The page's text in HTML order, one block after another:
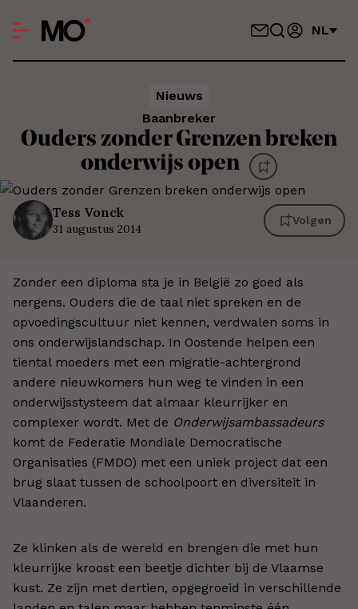
NL
Nieuws
Baanbreker
Ouders zonder Grenzen breken
onderwijs open
Tess Vonck
31 augustus 2014
Volgen
Zonder een diploma sta je in België zo goed als
nergens. Ouders die de taal niet spreken en de
opvoedingscultuur niet kennen, verdwalen soms in
ons onderwijslandschap. In Oostende helpen een
tiental moeders met een migratie-achtergrond
andere nieuwkomers hun weg te vinden in een
onderwijsstysteem dat almaar kleurrijker en
complexer wordt. Met de Onderwijsambassadeurs
komt de Federatie Mondiale Democratische
Organisaties (FMDO) met een uniek project dat een
brug slaat tussen de schoolpoort en diversiteit in
Vlaanderen.
Ze klinken als de wereld en brengen die met hun
kleurrijke kroost een beetje dichter bij de Vlaamse
kust. Ze zijn met dertien, opgegroeid in verschillende